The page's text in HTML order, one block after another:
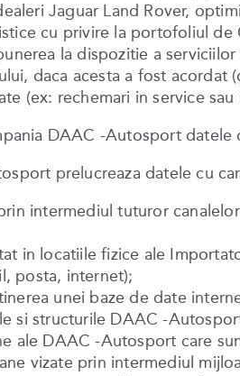
Jaguar Land Rover,
cu privire la portofoliul
la dispozitie a
daca acesta a fost acordat
(ex: rechemari in service
DAAC -Autosport datele
prelucreaza datele cu
intermediul tuturor
in locatiile fizice ale
posta, internet);
unei baze de date
si structurile DAAC -
ale DAAC -Autosport care
vizate prin intermediul